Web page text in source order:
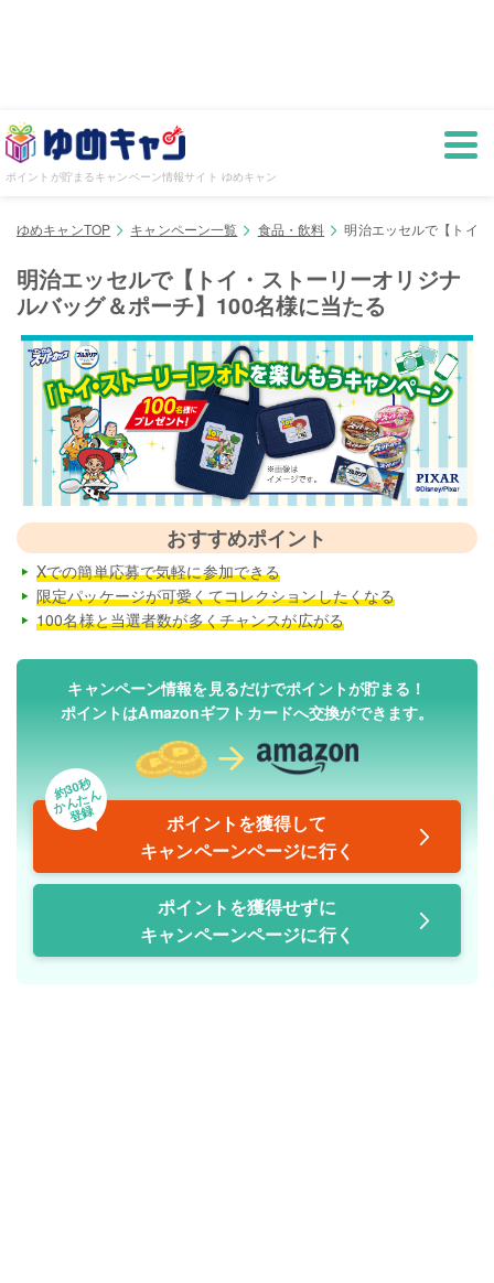
ポイントが貯まるキャンペーン情報サイト ゆめキャン
ゆめキャンTOP キャンペーン一覧 食品・飲料 明治エッセルで【トイ
明治エッセルで【トイ・ストーリーオリジナ
ルバッグ＆ポーチ】100名様に当たる
おすすめポイント
Xでの簡単応募で気軽に参加できる
限定パッケージが可愛くてコレクションしたくなる
100名様と当選者数が多くチャンスが広がる
キャンペーン情報を見るだけでポイントが貯まる！
ポイントはAmazonギフトカードへ交換ができます。
約30秒
かんたん
登録
ポイントを獲得して
キャンペーンページに行く
ポイントを獲得せずに
キャンペーンページに行く